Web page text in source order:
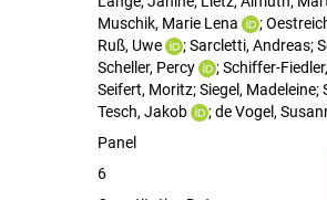
Muschik, Marie Lena
;
Ruß, Uwe
; Sarcletti, Andreas;
Scheller, Percy
; Schiffer-
Seifert, Moritz; Siegel, Madeleine;
Tesch, Jakob
; de Vogel,
Panel
6